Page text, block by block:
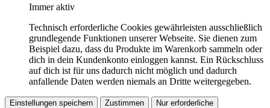
Immer aktiv
Technisch erforderliche Cookies gewährleisten ausschließlich
grundlegende Funktionen unserer Webseite. Sie dienen zum
Beispiel dazu, dass du Produkte im Warenkorb sammeln oder
dich in dein Kundenkonto einloggen kannst. Ein Rückschluss
auf dich ist für uns dadurch nicht möglich und dadurch
anfallende Daten werden niemals an Dritte weitergegeben.
Einstellungen speichern Zustimmen Nur erforderliche